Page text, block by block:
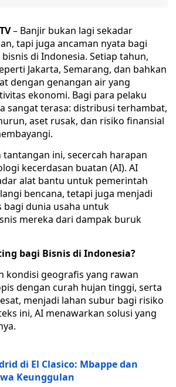
– Banjir bukan lagi sekadar
tapi juga ancaman nyata bagi
di Indonesia. Setiap tahun,
Jakarta, Semarang, dan bahkan
dengan genangan air yang
ekonomi. Bagi para pelaku
sangat terasa: distribusi terhambat,
aset rusak, dan risiko finansial
ini, secercah harapan
kecerdasan buatan (AI). AI
alat bantu untuk pemerintah
bencana, tetapi juga menjadi
bagi dunia usaha untuk
mereka dari dampak buruk
bagi Bisnis di Indonesia?
kondisi geografis yang rawan
dengan curah hujan tinggi, serta
menjadi lahan subur bagi risiko
ini, AI menawarkan solusi yang
di El Clasico: Mbappe dan
Keunggulan